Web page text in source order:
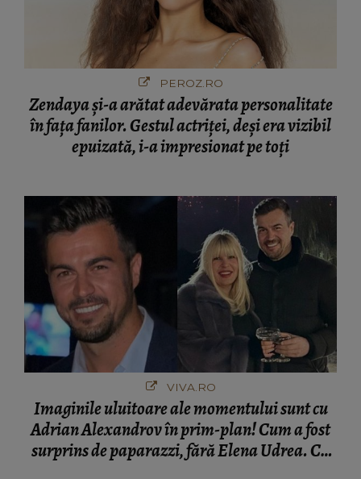
PEROZ.RO
Zendaya și-a arătat adevărata personalitate
în fața fanilor. Gestul actriței, deși era vizibil
epuizată, i-a impresionat pe toți
VIVA.RO
Imaginile uluitoare ale momentului sunt cu
Adrian Alexandrov în prim-plan! Cum a fost
surprins de paparazzi, fără Elena Udrea. Cu